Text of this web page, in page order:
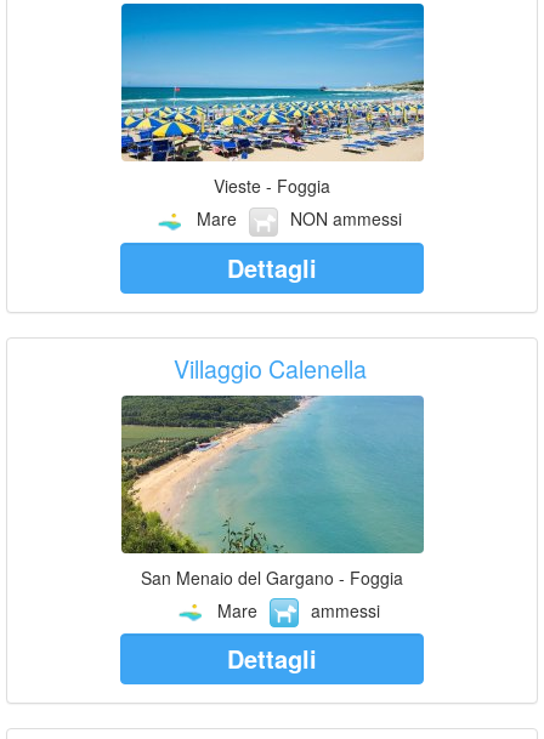
Vieste - Foggia
Mare
NON ammessi
Dettagli
Villaggio Calenella
San Menaio del Gargano - Foggia
Mare
ammessi
Dettagli